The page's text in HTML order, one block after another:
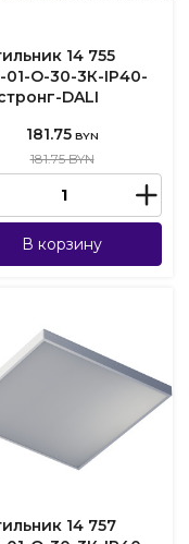
14 755
О-30-3К-IP40-
DALI
181.75 BYN
181.75 BYN
В корзину
14 757